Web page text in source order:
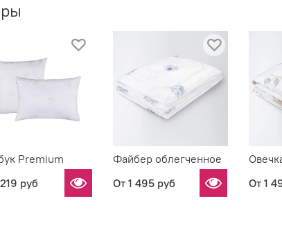
Premium
руб
Файбер облегченное
От 1 495 руб
От 1